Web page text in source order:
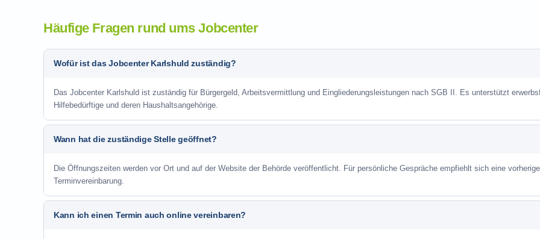
Häufige Fragen rund ums Jobcenter
Wofür ist das Jobcenter Karlshuld zuständig?
Das Jobcenter Karlshuld ist zuständig für Bürgergeld, Arbeitsvermittlung und Eingliederungsleistungen nach SGB II. Es unterstützt
Hilfebedürftige und deren Haushaltsangehörige.
Wann hat die zuständige Stelle geöffnet?
Die Öffnungszeiten werden vor Ort und auf der Website der Behörde veröffentlicht. Für persönliche Gespräche empfiehlt sich eine vorherige
Terminvereinbarung.
Kann ich einen Termin auch online vereinbaren?